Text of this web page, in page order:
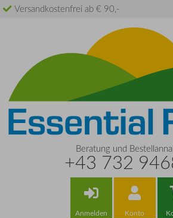
Versandkostenfrei ab € 90,-
Beratung und
+43 732
Anmelden Konto